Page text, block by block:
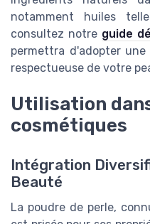
notamment huiles
consultez notre guide
permettra d'adopter
respectueuse de votre
Utilisation
cosmétiques
Intégration
Beauté
La poudre de perle,